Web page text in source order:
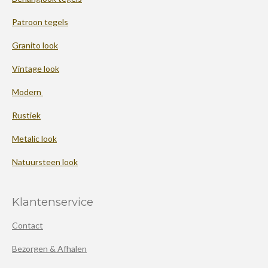
Patroon tegels
Granito look
Vintage look
Modern
Rustiek
Metalic look
Natuursteen look
Klantenservice
Contact
Bezorgen & Afhalen